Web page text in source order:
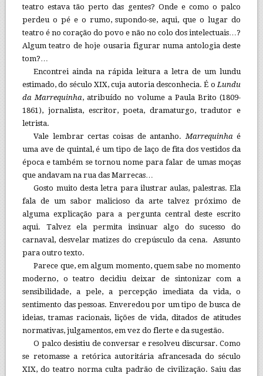
teatro estava tão perto das gentes? Onde e como o palco
perdeu o pé e o rumo, supondo-se, aqui, que o lugar do
teatro é no coração do povo e não no colo dos intelectuais…?
Algum teatro de hoje ousaria figurar numa antologia deste
tom?…
Encontrei ainda na rápida leitura a letra de um lundu
estimado, do século XIX, cuja autoria desconhecia. É oLundu
da Marrequinha, atribuído no volume a Paula Brito (1809-
1861), jornalista, escritor, poeta, dramaturgo, tradutor e
letrista.
Vale lembrar certas coisas de antanho.Marrequinhaé
uma ave de quintal, é um tipo de laço de fita dos vestidos da
época e também se tornou nome para falar de umas moças
que andavam na rua das Marrecas…
Gosto muito desta letra para ilustrar aulas, palestras. Ela
fala de um sabor malicioso da arte talvez próximo de
alguma explicação para a pergunta central deste escrito
aqui. Talvez ela permita insinuar algo do sucesso do
carnaval, desvelar matizes do crepúsculo da cena. Assunto
para outro texto.
Parece que, em algum momento, quem sabe no momento
moderno, o teatro decidiu deixar de sintonizar com a
sensibilidade, a pele, a percepção imediata da vida, o
sentimento das pessoas. Enveredou por um tipo de busca de
ideias, tramas racionais, lições de vida, ditados de atitudes
normativas, julgamentos, em vez do flerte e da sugestão.
O palco desistiu de conversar e resolveu discursar. Como
se retomasse a retórica autoritária afrancesada do século
XIX, do teatro norma culta padrão de civilização. Saiu das